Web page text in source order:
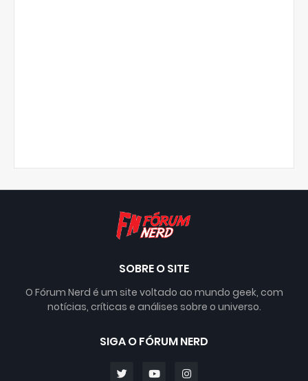
SOBRE O SITE
O Fórum Nerd é um site voltado ao mundo geek, com
notícias, críticas e análises sobre o universo.
SIGA O FÓRUM NERD